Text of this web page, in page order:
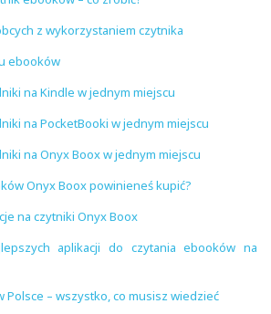
z wykorzystaniem czytnika
ebooków
na Kindle w jednym miejscu
na PocketBooki w jednym miejscu
na Onyx Boox w jednym miejscu
Onyx Boox powinieneś kupić?
na czytniki Onyx Boox
aplikacji do czytania ebooków na
Polsce – wszystko, co musisz wiedzieć